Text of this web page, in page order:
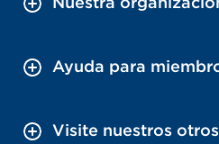
Ayuda para
Visite nuestros